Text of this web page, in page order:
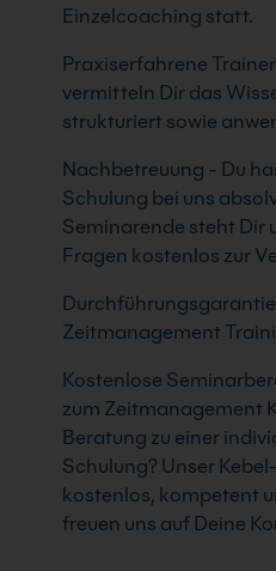
Einzelcoaching statt.
Praxiserfahrene
vermitteln Dir das
strukturiert sowie
Nachbetreuung - Du
Schulung bei uns
Seminarende steht Dir
Fragen kostenlos zur
Zeitmanagement
Kostenlose
zum Zeitmanagement
Beratung zu einer
Schulung? Unser
kostenlos, kompetent
freuen uns auf Deine